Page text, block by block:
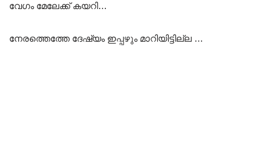
വേഗം മേലേക്ക് കയറി…
നേരത്തെത്തേ ദേഷ്യം ഇപ്പഴും മാറിയിട്ടില്ല …